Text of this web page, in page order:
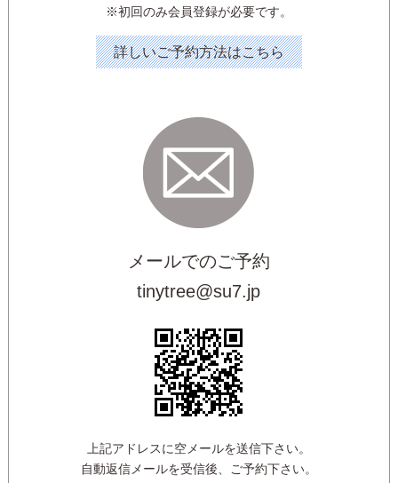
※初回のみ会員登録が必要です。
詳しいご予約方法はこちら
メールでのご予約
tinytree@su7.jp
上記アドレスに空メールを送信下さい。
自動返信メールを受信後、ご予約下さい。